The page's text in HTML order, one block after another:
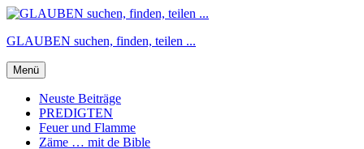
Zum
springen
GLAUBEN suchen, finden, teilen ...
Menü
Neuste Beiträge
PREDIGTEN
Feuer und Flamme
Zäme … mit de Bible